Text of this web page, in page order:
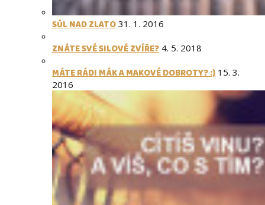
SŮL NAD ZLATO 31. 1. 2016
ZNÁTE SVÉ SILOVÉ ZVÍŘE? 4. 5. 2018
MÁTE RÁDI MÁK A MAKOVÉ DOBROTY? :) 15. 3.
2016